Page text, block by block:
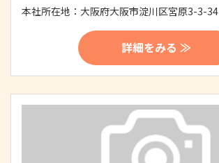
本社所在地： 大阪府大阪市淀川区宮原3-3-34
詳細をみる ≫